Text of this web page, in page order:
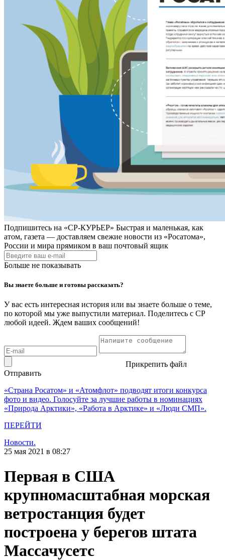
Подпишитесь на «СР-КУРЬЕР» Быстрая и маленькая, как
атом, газета — доставляем свежие новости из «Росатома»,
России и мира прямиком в ваш почтовый ящик
Больше не показывать
Вы знаете больше и готовы рассказать?
У вас есть интересная история или вы знаете больше о теме,
по которой мы уже выпустили материал. Поделитесь с СР
любой идеей. Ждем ваших сообщений!
Прикрепить файл
Отправить
«Страна Росатом» и «Атомфлот» подводят итоги конкурса
фото и видео. Голосуйте за лучшие работы в номинациях
«Природа Арктики», «Работа в Арктике» и «Люди СМП».
ПЕРЕЙТИ
Новости.
25 мая 2021 в 08:27
Первая в США
крупномасштабная морская
ветростанция будет
построена у берегов штата
Массачусетс